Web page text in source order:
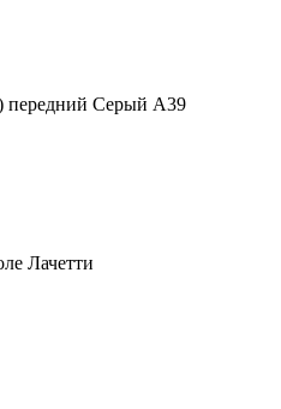
передний Серый A39
Лачетти